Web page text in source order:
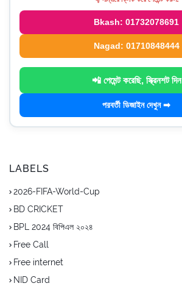
Bkash: 01732078691
Nagad: 01710848444
📲 পেমেন্ট করেছি, স্ক্রিনশট দিন
পরবর্তী ডিজাইন দেখুন ➡
LABELS
2026-FIFA-World-Cup
BD CRICKET
BPL 2024 বিপিএল ২০২৪
Free Call
Free internet
NID Card